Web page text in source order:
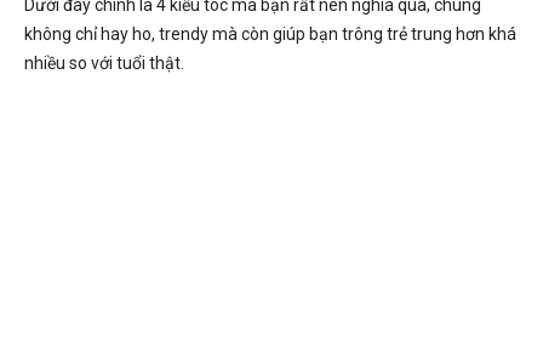
Dưới đây chính là 4 kiểu tóc mà bạn rất nên nghía qua, chúng
không chỉ hay ho, trendy mà còn giúp bạn trông trẻ trung hơn khá
nhiều so với tuổi thật.